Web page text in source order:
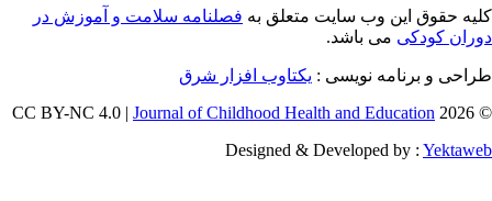
حقوق این وب سایت متعلق بهفصلنامه سلامت و آموزش در
کودکیمی باشد.
و برنامه نویسی : یکتاوب افزار شرق
©
Journal of Childhood Health and Education
Designed & Developed by :